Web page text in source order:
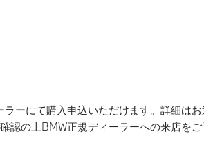
ーにて購入申込いただけます。詳細は
認の上BMW正規ディーラーへの来店を